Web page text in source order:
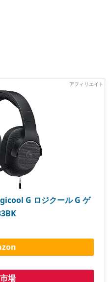
G ロジクール G ゲ
場